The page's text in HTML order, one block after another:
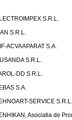
S.R.L.
S.R.L.
ACVAAPARAT S.A.
S.R.L.
DD S.R.L.
S.A.
SERVICE S.R.L.
Asociatia de